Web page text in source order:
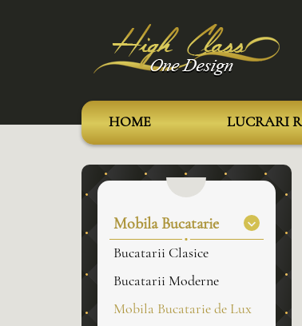
HOME LUCRARI
Mobila Bucatarie
Bucatarii Clasice
Bucatarii Moderne
Mobila Bucatarie de Lux